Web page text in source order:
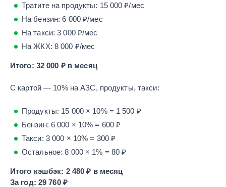
Тратите на продукты: 15 000 ₽/мес
На бензин: 6 000 ₽/мес
На такси: 3 000 ₽/мес
На ЖКХ: 8 000 ₽/мес
Итого: 32 000 ₽ в месяц
С картой — 10% на АЗС, продукты, такси:
Продукты: 15 000 × 10% = 1 500 ₽
Бензин: 6 000 × 10% = 600 ₽
Такси: 3 000 × 10% = 300 ₽
Остальное: 8 000 × 1% = 80 ₽
Итого кэшбэк: 2 480 ₽ в месяц
За год: 29 760 ₽